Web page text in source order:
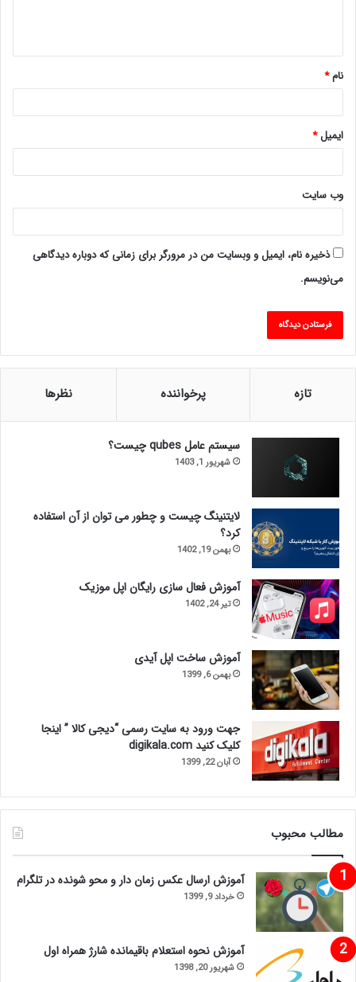
*
نام*
ایمیل*
وب‌ سایت
ذخیره نام، ایمیل و وبسایت من در مرورگر برای زمانی که دوباره دیدگاهی
می‌نویسم.
تازه پرخواننده نظرها
سیستم عامل qubes چیست؟
شهریور 1, 1403
لایتنینگ چیست و چطور می توان از آن استفاده
کرد؟
بهمن 19, 1402
آموزش فعال سازی رایگان اپل موزیک
تیر 24, 1402
آموزش ساخت اپل آیدی
بهمن 6, 1399
جهت ورود به سایت رسمی “دیجی کالا ” اینجا
کلیک کنید digikala.com
آبان 22, 1399
مطالب محبوب
آموزش ارسال عکس زمان دار و محو شونده در تلگرام
خرداد 9, 1399
آموزش نحوه استعلام باقیمانده شارژ همراه اول
شهریور 20, 1398